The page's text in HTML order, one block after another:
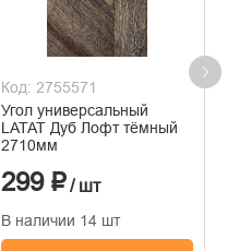
Код: 2755571
Угол универсальный
LATAT Дуб Лофт тёмный
2710мм
299 ₽/ шт
В наличии 14 шт